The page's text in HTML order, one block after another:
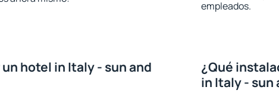
empleados.
hotel in Italy - sun and
¿Qué
in Italy - sun